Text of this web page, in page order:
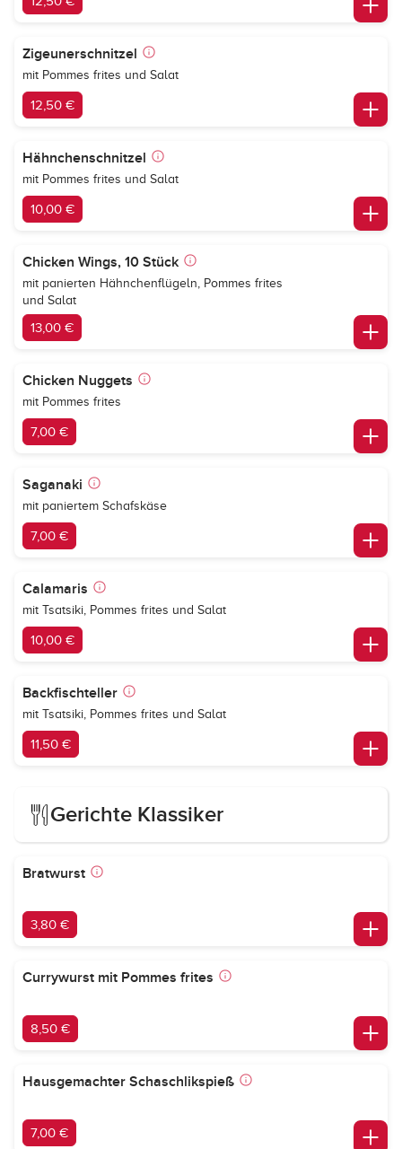
Zigeunerschnitzel
mit Pommes frites und Salat
12,50 €
Hähnchenschnitzel
mit Pommes frites und Salat
10,00 €
Chicken Wings, 10 Stück
mit panierten Hähnchenflügeln, Pommes frites
und Salat
13,00 €
Chicken Nuggets
mit Pommes frites
7,00 €
Saganaki
mit paniertem Schafskäse
7,00 €
Calamaris
mit Tsatsiki, Pommes frites und Salat
10,00 €
Backfischteller
mit Tsatsiki, Pommes frites und Salat
11,50 €
Gerichte Klassiker
Bratwurst
3,80 €
Currywurst mit Pommes frites
8,50 €
Hausgemachter Schaschlikspieß
7,00 €